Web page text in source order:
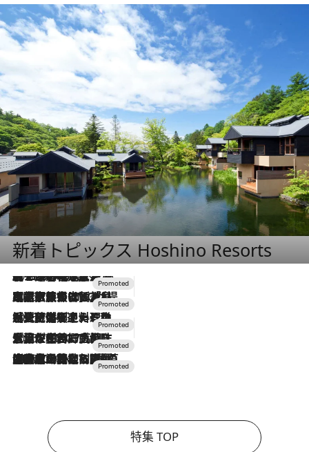
新着トピックス Hoshino Resorts
2026.8.7
【トンボの足水浴】ヒノキの香りに包まれて涼感マックス！約13℃の湧水かけ流しを避暑地「星野温泉 トンボの湯」で体験
2026.7.31
【ホテル帰省】という選択肢をOMOが提案。家族とほどよい距離を保つには「昼は実家、夜は気兼ねなくホテルで！」
2026.7.24
【夏限定ディナーコース】旬を迎える稚鮎や花ズッキーニなどをイタリア・トスカーナの郷土料理の手法で満喫！
2026.7.17
「土佐和ハーブかき氷」がOMO7高知に登場！生姜、山椒、大葉など目にも舌にも涼を呼ぶ郷土の味
2026.7.10
NEW OPEN！【界 草津】名湯の地に誕生。趣の異なる2種の温泉と上州ならではの会席・蕎麦割烹など美食を味わう究極の癒やし旅
特集 TOP